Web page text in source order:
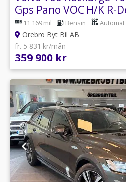
Gps Pano VOC H/K R-
11 169 mil Bensin Automat
Örebro Byt Bil AB
fr. 5 831 kr/mån
359 900 kr